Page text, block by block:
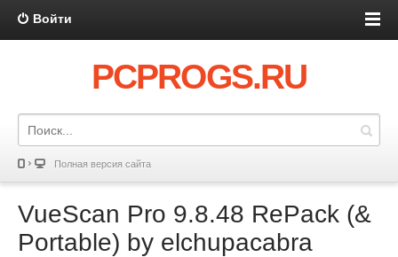
Войти
PCPROGS.RU
Полная версия сайта
VueScan Pro 9.8.48 RePack (&
Portable) by elchupacabra